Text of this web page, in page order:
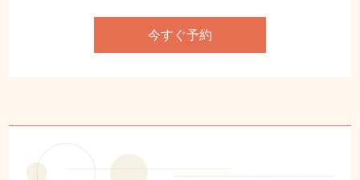
今すぐ予約